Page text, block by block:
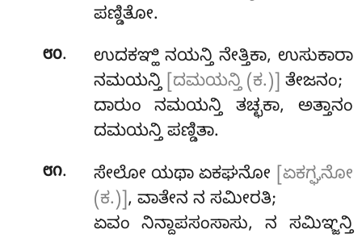
ಪಣ್ಡಿತೋ.
೮೦. ಉದಕಞ್ಹಿನಯನ್ತಿ ನೇತ್ತಿಕಾ, ಉಸುಕಾರಾ
ನಮಯನ್ತಿ [ದಮಯನ್ತಿ (ಕ.)] ತೇಜನಂ;
ದಾರುಂ ನಮಯನ್ತಿ ತಚ್ಛಕಾ, ಅತ್ತಾನಂ
ದಮಯನ್ತಿ ಪಣ್ಡಿತಾ.
೮೧. ಸೇಲೋ ಯಥಾ ಏಕಘನೋ [ಏಕಗ್ಘನೋ
(ಕ.)] , ವಾತೇನ ನ ಸಮೀರತಿ;
ಏವಂ ನಿನ್ದಾಪಸಂಸಾಸು, ನ ಸಮಿಞ್ಜನ್ತಿ